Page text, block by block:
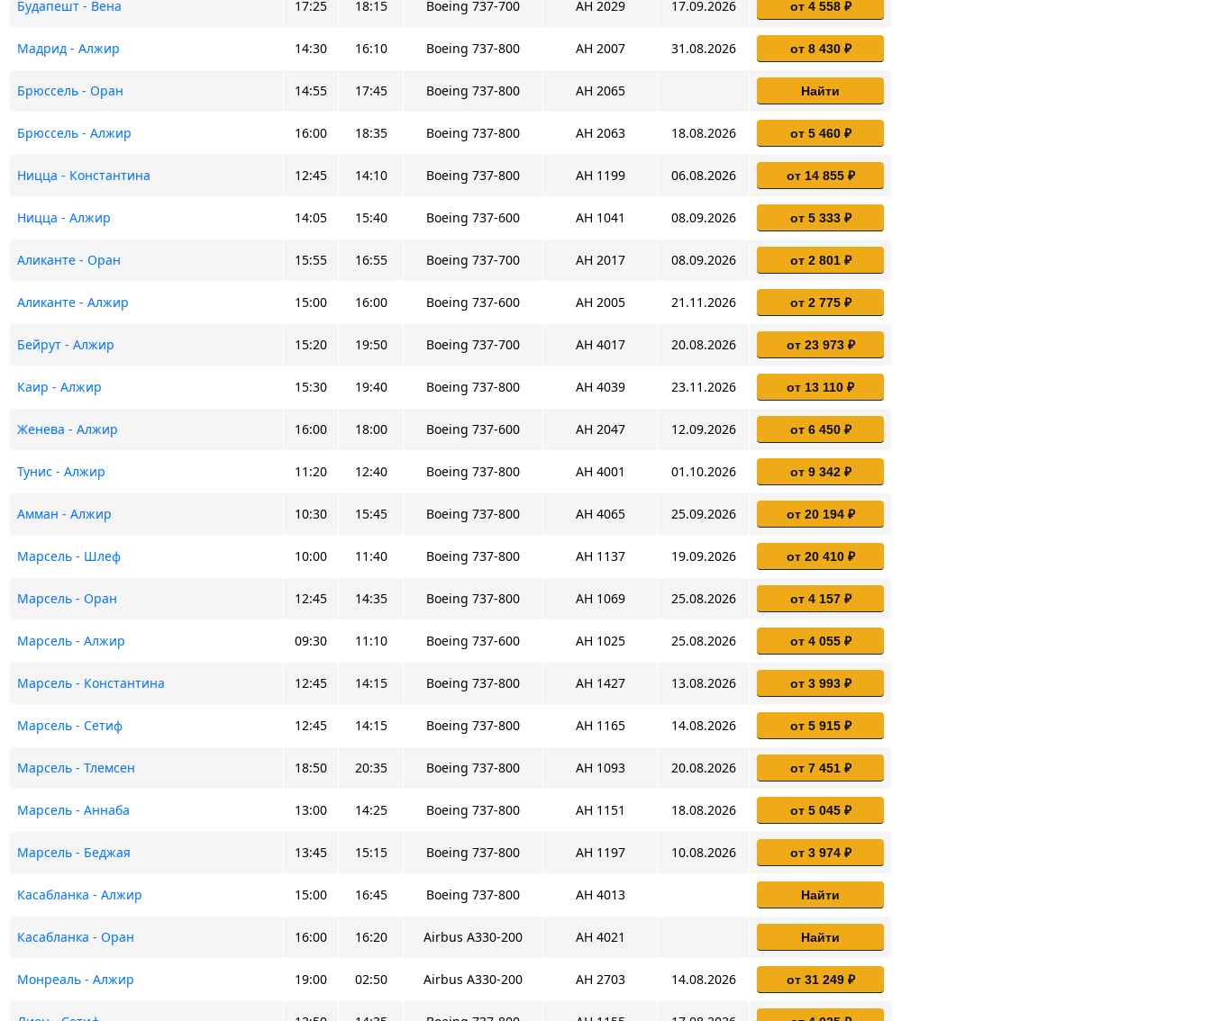
Будапешт - Вена 17:25 18:15 Boeing 737-700 AH 2029 17.09.2026 от 4 558 ₽
Мадрид - Алжир 14:30 16:10 Boeing 737-800 AH 2007 31.08.2026 от 8 430 ₽
Брюссель - Оран 14:55 17:45 Boeing 737-800 AH 2065 Найти
Брюссель - Алжир 16:00 18:35 Boeing 737-800 AH 2063 18.08.2026 от 5 460 ₽
Ницца - Константина 12:45 14:10 Boeing 737-800 AH 1199 06.08.2026 от 14 855 ₽
Ницца - Алжир 14:05 15:40 Boeing 737-600 AH 1041 08.09.2026 от 5 333 ₽
Аликанте - Оран 15:55 16:55 Boeing 737-700 AH 2017 08.09.2026 от 2 801 ₽
Аликанте - Алжир 15:00 16:00 Boeing 737-600 AH 2005 21.11.2026 от 2 775 ₽
Бейрут - Алжир 15:20 19:50 Boeing 737-700 AH 4017 20.08.2026 от 23 973 ₽
Каир - Алжир 15:30 19:40 Boeing 737-800 AH 4039 23.11.2026 от 13 110 ₽
Женева - Алжир 16:00 18:00 Boeing 737-600 AH 2047 12.09.2026 от 6 450 ₽
Тунис - Алжир 11:20 12:40 Boeing 737-800 AH 4001 01.10.2026 от 9 342 ₽
Амман - Алжир 10:30 15:45 Boeing 737-800 AH 4065 25.09.2026 от 20 194 ₽
Марсель - Шлеф 10:00 11:40 Boeing 737-800 AH 1137 19.09.2026 от 20 410 ₽
Марсель - Оран 12:45 14:35 Boeing 737-800 AH 1069 25.08.2026 от 4 157 ₽
Марсель - Алжир 09:30 11:10 Boeing 737-600 AH 1025 25.08.2026 от 4 055 ₽
Марсель - Константина 12:45 14:15 Boeing 737-800 AH 1427 13.08.2026 от 3 993 ₽
Марсель - Сетиф 12:45 14:15 Boeing 737-800 AH 1165 14.08.2026 от 5 915 ₽
Марсель - Тлемсен 18:50 20:35 Boeing 737-800 AH 1093 20.08.2026 от 7 451 ₽
Марсель - Аннаба 13:00 14:25 Boeing 737-800 AH 1151 18.08.2026 от 5 045 ₽
Марсель - Беджая 13:45 15:15 Boeing 737-800 AH 1197 10.08.2026 от 3 974 ₽
Касабланка - Алжир 15:00 16:45 Boeing 737-800 AH 4013 Найти
Касабланка - Оран 16:00 16:20 Airbus A330-200 AH 4021 Найти
Монреаль - Алжир 19:00 02:50 Airbus A330-200 AH 2703 14.08.2026 от 31 249 ₽